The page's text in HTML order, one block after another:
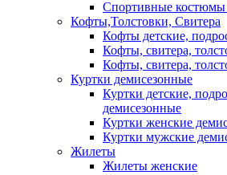
Спортивные
Кофты,Толстовки, Свитера
Кофты детские,
Кофты, свитера,
Кофты, свитера,
Куртки демисезонные
Куртки детские,
демисезонные
Куртки женские
Куртки мужские
Жилеты
Жилеты женские